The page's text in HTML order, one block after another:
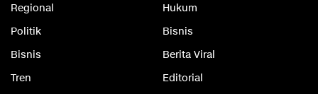
Regional
Hukum
Politik
Bisnis
Bisnis
Berita Viral
Tren
Editorial